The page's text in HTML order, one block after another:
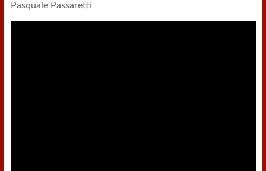
Pasquale Passaretti